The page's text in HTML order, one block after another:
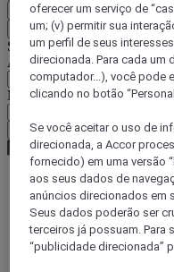
EUR (€)
Voltar
Selecione sua moeda abaixo
Área geográfica
Moeda
Confirmar minha moeda
World
Europe
Belgium
Ciney
oferecer um serviço de
um; (v) permitir sua
um perfil de seus
direcionada. Para cada um
computador...), você pode
clicando no botão
Se você aceitar o uso de
direcionada, a Accor
fornecido) em uma versão
aos seus dados de
anúncios direcionados em
Seus dados poderão ser
terceiros já possuam. Para
“publicidade direcionada”